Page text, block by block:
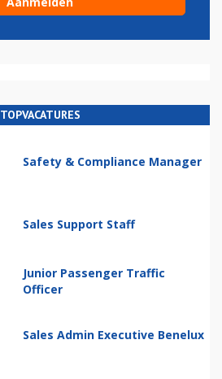
TOPVACATURES
Safety & Compliance Manager
Sales Support Staff
Junior Passenger Traffic
Officer
Sales Admin Executive Benelux